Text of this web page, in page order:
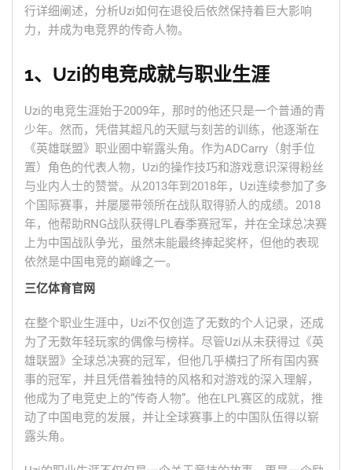
行详细阐述，分析Uzi如何在退役后依然保持着巨大影响
力，并成为电竞界的传奇人物。
1、Uzi的电竞成就与职业生涯
Uzi的电竞生涯始于2009年，那时的他还只是一个普通的青
少年。然而，凭借其超凡的天赋与刻苦的训练，他逐渐在
《英雄联盟》职业圈中崭露头角。作为ADCarry（射手位
置）角色的代表人物，Uzi的操作技巧和游戏意识深得粉丝
与业内人士的赞誉。从2013年到2018年，Uzi连续参加了多
个国际赛事，并屡屡带领所在战队取得骄人的成绩。2018
年，他帮助RNG战队获得LPL春季赛冠军，并在全球总决赛
上为中国战队争光，虽然未能最终捧起奖杯，但他的表现
依然是中国电竞的巅峰之一。
三亿体育官网
在整个职业生涯中，Uzi不仅创造了无数的个人记录，还成
为了无数年轻玩家的偶像与榜样。尽管Uzi从未获得过《英
雄联盟》全球总决赛的冠军，但他几乎横扫了所有国内赛
事的冠军，并且凭借着独特的风格和对游戏的深入理解，
他成为了电竞史上的“传奇人物”。他在LPL赛区的成就，推
动了中国电竞的发展，并让全球赛事上的中国队伍得以崭
露头角。